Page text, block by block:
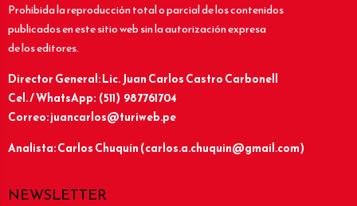
Prohibida la reproducción total o parcial de los contenidos
publicados en este sitio web sin la autorización expresa
de los editores.
Director General: Lic.Juan Carlos Castro Carbonell
Cel. / WhatsApp: (511) 987761704
Correo: juancarlos@turiweb.pe
Analista: Carlos Chuquín (carlos.a.chuquin@gmail.com)
NEWSLETTER